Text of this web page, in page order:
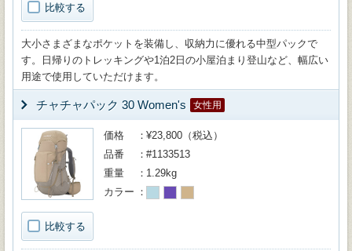
比較する
大小さまざまなポケットを装備し、収納力に優れる中型パックで
す。日帰りのトレッキングや1泊2日の小屋泊まり登山など、幅広い
用途で使用していただけます。
チャチャパック 30 Women's 女性用
比較する
価格
¥23,800（税込）
品番
#1133513
重量
1.29kg
カラー